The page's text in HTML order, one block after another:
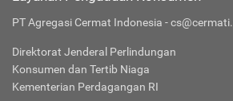
PT Agregasi Cermat Indonesia -
Direktorat Jenderal Perlindungan
Konsumen dan Tertib Niaga
Kementerian Perdagangan RI